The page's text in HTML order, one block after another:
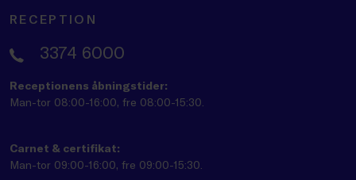
RECEPTION
3374 6000
Receptionens åbningstider:
Man-tor 08:00-16:00, fre 08:00-15:30.
Carnet & certifikat:
Man-tor 09:00-16:00, fre 09:00-15:30.